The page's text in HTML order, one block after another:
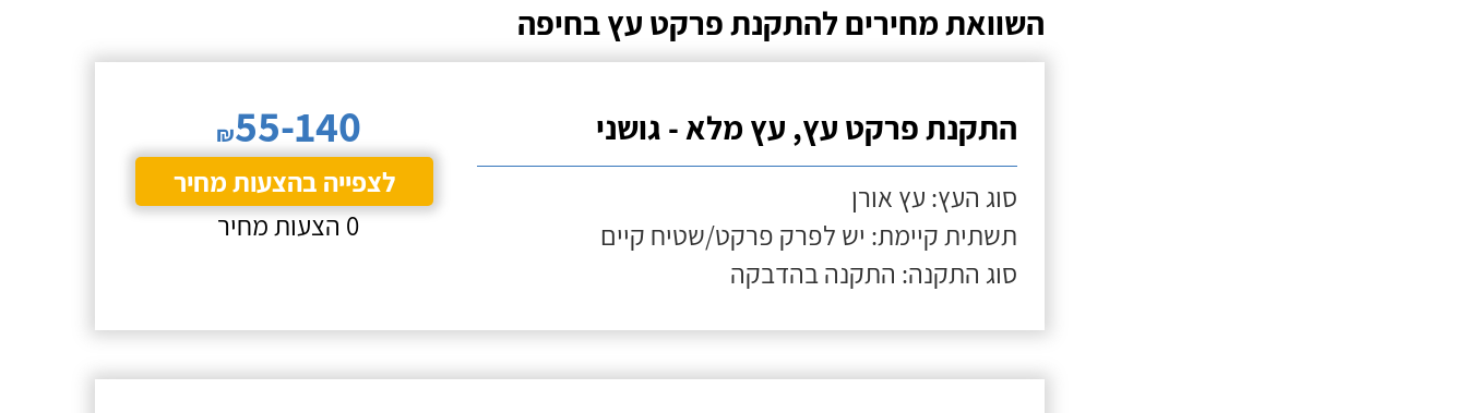
השוואת מחירים להתקנת פרקט עץ בחיפה
התקנת פרקט עץ, עץ מלא - גושני
סוג העץ: עץ אורן
תשתית קיימת: יש לפרק פרקט/שטיח קיים
סוג התקנה: התקנה בהדבקה
₪55-140
לצפייה בהצעות מחיר
0 הצעות מחיר